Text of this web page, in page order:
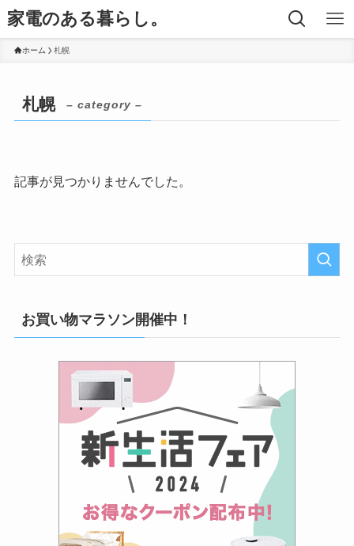
家電のある暮らし。
ホーム 札幌
札幌 – category –
記事が見つかりませんでした。
お買い物マラソン開催中！